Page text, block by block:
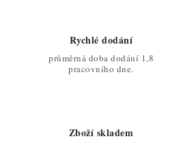
Rychlé dodání
průměrná doba dodání 1,8
pracovního dne.
Zboží skladem